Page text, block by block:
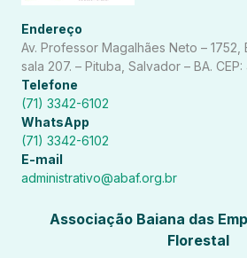
Endereço
Av. Professor Magalhães Neto – 1752,
sala 207. – Pituba, Salvador – BA. CEP:
Telefone
(71) 3342-6102
WhatsApp
(71) 3342-6102
E-mail
administrativo@abaf.org.br
Associação Baiana das
Florestal